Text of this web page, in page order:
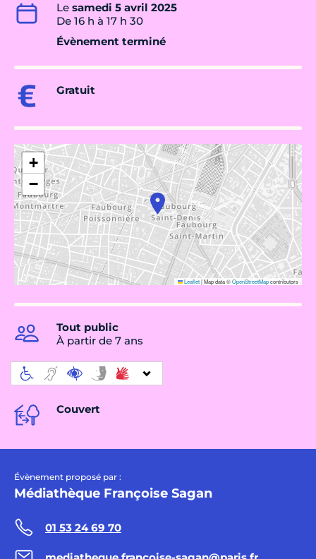
Le samedi 5 avril 2025
De 16 h à 17 h 30
Évènement terminé
Gratuit
+
−
Leaflet|Map data ©OpenStreetMapcontributors
Tout public
À partir de 7 ans
Couvert
Évènement proposé par :
Médiathèque Françoise Sagan
01 53 24 69 70